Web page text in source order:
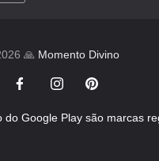
🙏 Momento Divino
do Google Play são marcas